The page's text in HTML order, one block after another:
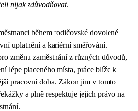
nijak zdůvodňovat.
během rodičovské dovolené
uplatnění a kariérní směřování.
změnu zaměstnání z různých důvodů,
lépe placeného místa, práce blíže k
pracovní doba. Zákon jim v tomto
a plně respektuje jejich právo na